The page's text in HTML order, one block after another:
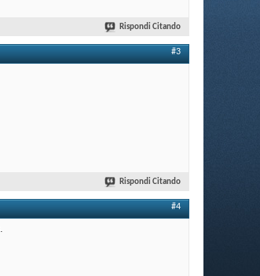
Rispondi Citando
#3
Rispondi Citando
#4